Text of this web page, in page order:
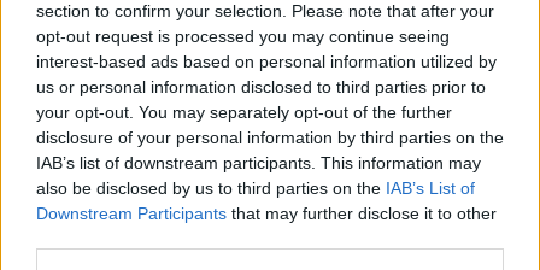
section to confirm your selection. Please note that after your
opt-out request is processed you may continue seeing
interest-based ads based on personal information utilized by
us or personal information disclosed to third parties prior to
your opt-out. You may separately opt-out of the further
disclosure of your personal information by third parties on the
IAB’s list of downstream participants. This information may
also be disclosed by us to third parties on the IAB’s List of
Downstream Participants that may further disclose it to other